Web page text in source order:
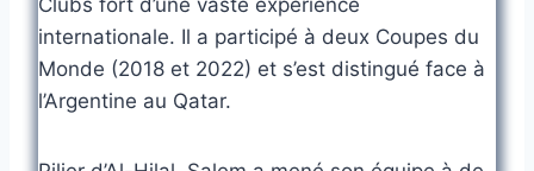
Clubs fort d’une vaste expérience
internationale. Il a participé à deux Coupes du
Monde (2018 et 2022) et s’est distingué face à
l’Argentine au Qatar.